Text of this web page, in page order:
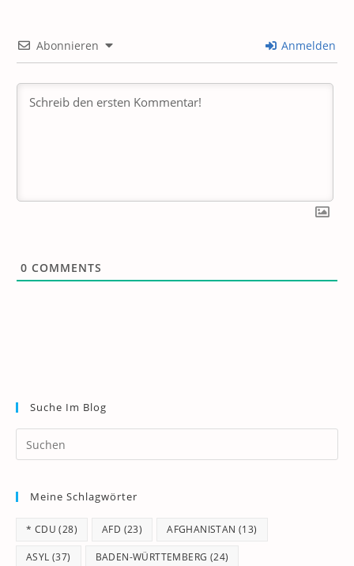
Abonnieren Anmelden
0 COMMENTS
Suche Im Blog
Meine Schlagwörter
* CDU (28) AFD (23) AFGHANISTAN (13)
ASYL (37) BADEN-WÜRTTEMBERG (24)